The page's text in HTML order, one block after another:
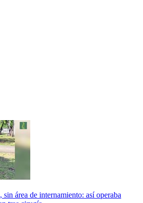
área de internamiento: así operaba